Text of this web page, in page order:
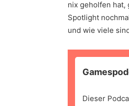
nix geholfen hat,
Spotlight
und wie viele
Dieser